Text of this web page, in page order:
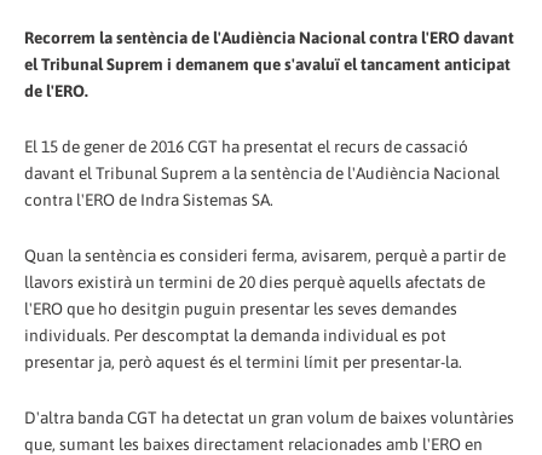
Recorrem la sentència de l'Audiència Nacional contra l'ERO davant
el Tribunal Suprem i demanem que s'avaluï el tancament anticipat
de l'ERO.
El 15 de gener de 2016 CGT ha presentat el recurs de cassació
davant el Tribunal Suprem a la sentència de l'Audiència Nacional
contra l'ERO de Indra Sistemas SA.
Quan la sentència es consideri ferma, avisarem, perquè a partir de
llavors existirà un termini de 20 dies perquè aquells afectats de
l'ERO que ho desitgin puguin presentar les seves demandes
individuals. Per descomptat la demanda individual es pot
presentar ja, però aquest és el termini límit per presentar-la.
D'altra banda CGT ha detectat un gran volum de baixes voluntàries
que, sumant les baixes directament relacionades amb l'ERO en